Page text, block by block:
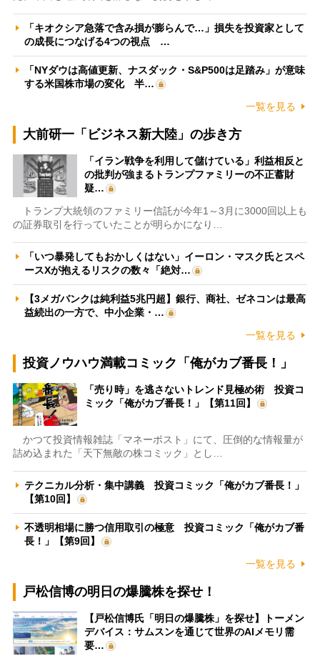
「キオクシア急落で含み損が膨らんで…」損失を投資家として
の成長につなげる4つの視点 …
「NYダウは高値更新、ナスダック・S&P500は足踏み」が意味
する米国株市場の変化 半…
一覧を見る
大前研一「ビジネス新大陸」の歩き方
「イラン戦争を利用して儲けている」利益相反と
の批判が強まるトランプファミリーの不正蓄財
疑…
トランプ大統領のファミリー信託が今年1～3月に3000回以上も
の証券取引を行っていたことが明らかになり…
「いつ暴発してもおかしくはない」イーロン・マスク氏とスペ
ースXが抱えるリスクの数々「絶対…
【3メガバンクは純利益5兆円超】銀行、商社、ゼネコンは最高
益続出の一方で、中小企業・…
一覧を見る
投資ノウハウ満載コミック「俺がカブ番長！」
「売り時」を逃さないトレンド見極め術 投資コ
ミック「俺がカブ番長！」【第11回】
かつて投資情報雑誌「マネーポスト」にて、圧倒的な情報量が
詰め込まれた「天下無敵の株コミック」とし…
テクニカル分析・集中講義 投資コミック「俺がカブ番長！」
【第10回】
不透明相場に勝つ信用取引の極意 投資コミック「俺がカブ番
長！」【第9回】
一覧を見る
戸松信博の明日の爆騰株を探せ！
【戸松信博氏「明日の爆騰株」を探せ】トーメン
デバイス：サムスンを通じて世界のAIメモリ需
要…